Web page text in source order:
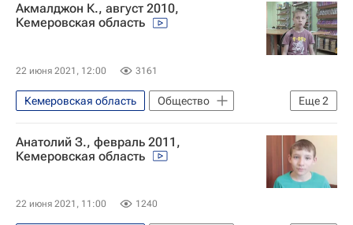
Акмалджон К., август 2010,
Кемеровская область
22 июня 2021, 12:00 3161
Еще2
Кемеровская область
Общество
Жизнь без преград
Найди меня, мама
Анатолий З., февраль 2011,
Кемеровская область
22 июня 2021, 11:00 1240